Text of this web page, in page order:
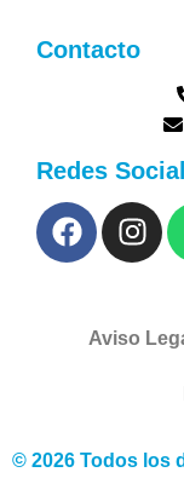
Contacto
Redes
© 2026 Todos los
Aviso